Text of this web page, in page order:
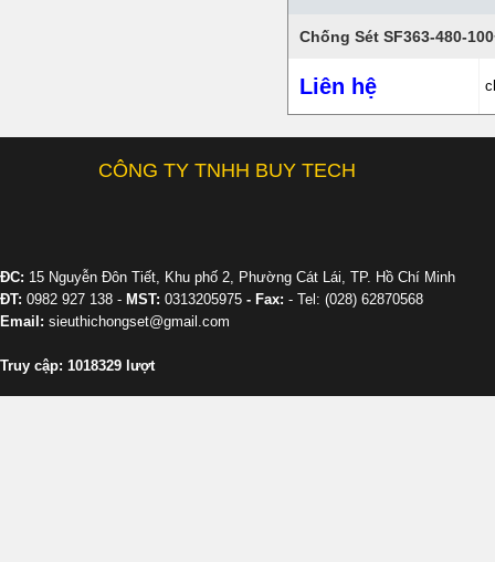
Liên hệ
CÔNG TY TNHH BUY TECH
ĐC: 15 Nguyễn Đôn Tiết, Khu phố 2, Phường Cát Lái, TP. Hồ Chí Minh
ĐT: 0982 927 138 - MST: 0313205975 - Fax: - Tel: (028) 62870568
Email: sieuthichongset@gmail.com
Truy cập: 1018329 lượt